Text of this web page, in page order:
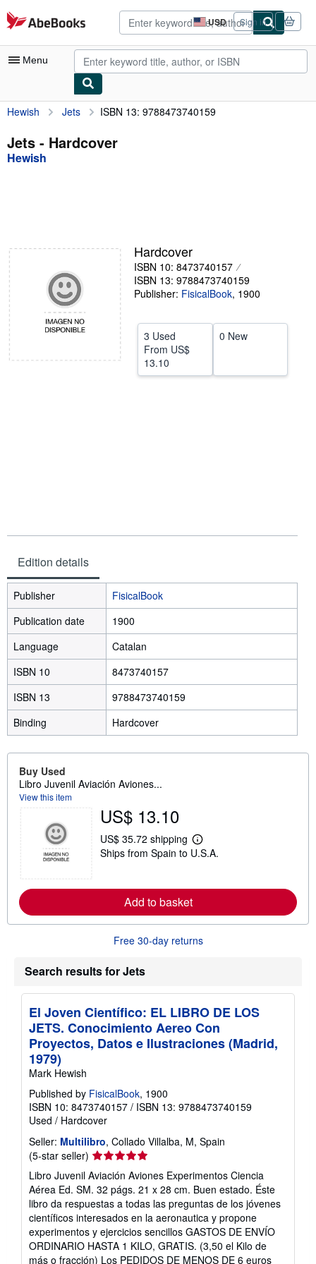
Skip to main content
AbeBooks.com USD
Site
shopping
preferences
Sign in
Menu
My Account
My Purchases
Advanced Search
Start Selling
CLOSE
Hewish Jets ISBN 13: 9788473740159
Jets - Hardcover
Hewish
Hardcover
ISBN 10: 8473740157
ISBN 13: 9788473740159
Publisher: FisicalBook, 1900
3 Used
From US$
13.10
0 New
Edition details
Publisher
FisicalBook
Publication date
1900
Language
Catalan
ISBN 10
8473740157
ISBN 13
9788473740159
Binding
Hardcover
Buy Used
Libro Juvenil Aviación Aviones...
View this item
US$ 13.10
US$ 35.72 shipping
L
e
r
e
a
s
i
p
p
i
e
Ships from Spain to U.S.A.
Add to basket
Free 30-day returns
Search results for Jets
El Joven Científico: EL LIBRO DE LOS
JETS. Conocimiento Aereo Con
Proyectos, Datos e Ilustraciones (Madrid,
1979)
Mark Hewish
Published by FisicalBook, 1900
ISBN 10: 8473740157 / ISBN 13: 9788473740159
Used / Hardcover
Seller: Multilibro, Collado Villalba, M, Spain
(5-star seller) Seller
rating
5
out
of
5
stars
Libro Juvenil Aviación Aviones Experimentos Ciencia
Aérea Ed. SM. 32 págs. 21 x 28 cm. Buen estado. Éste
libro da respuestas a todas las preguntas de los jóvenes
científicos interesados en la aeronautica y propone
experimentos y ejercicios sencillos GASTOS DE ENVÍO
ORDINARIO HASTA 1 KILO, GRATIS. (3,50 el Kilo de
más o fracción) Los PEDIDOS DE MENOS DE 6 euros